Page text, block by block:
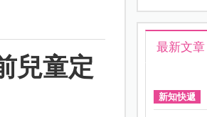
兒童定
最新文章
新知快遞